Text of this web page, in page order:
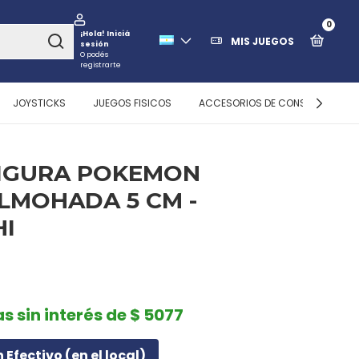
¡Hola! Iniciá
sesión
O podés
registrarte
MIS JUEGOS
0
JOYSTICKS JUEGOS FISICOS ACCESORIOS DE CONSOLAS
POKEMON
5 CM -
sin interés de $ 5077